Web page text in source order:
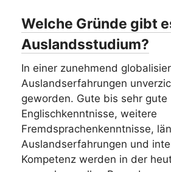
Welche Gründe gibt
Auslandsstudium?
In einer zunehmend
Auslandserfahrungen
geworden. Gute bis sehr gute
Englischkenntnisse, weitere
Fremdsprachenkenntnisse,
Auslandserfahrungen und
Kompetenz werden in der